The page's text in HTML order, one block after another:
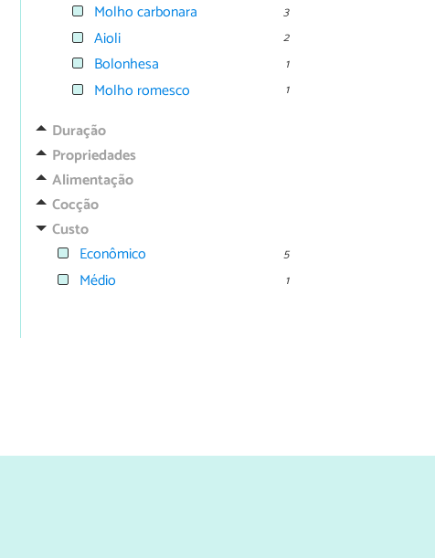
Molho carbonara 3
Aioli 2
Bolonhesa 1
Molho romesco 1
Duração
Propriedades
Alimentação
Cocção
Custo
Econômico
5
Médio 1